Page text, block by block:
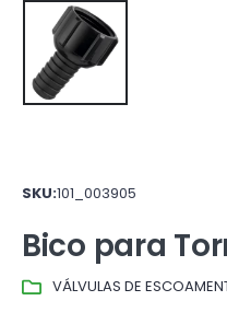
SKU:101_003905
Bico para
VÁLVULAS DE